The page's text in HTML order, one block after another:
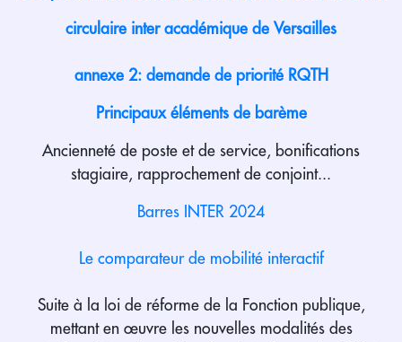
circulaire inter académique de Versailles
annexe 2: demande de priorité RQTH
Principaux éléments de barème
Ancienneté de poste et de service, bonifications
stagiaire, rapprochement de conjoint...
Barres INTER 2024
Le comparateur de mobilité interactif
Suite à la loi de réforme de la Fonction publique,
mettant en œuvre les nouvelles modalités des